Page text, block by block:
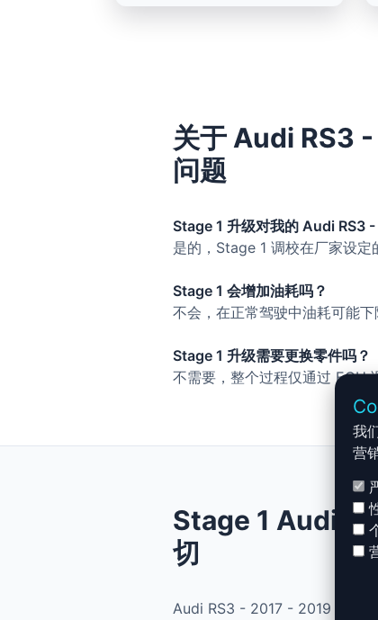
关于 Audi RS3
问题
Stage 1 升级对我的 Audi
是的，Stage 1 调校在厂家设定
Stage 1 会增加油耗吗？
不会，在正常驾驶中油耗可能下
Stage 1 升级需要更换零件吗？
不需要，整个过程仅通过 ECU
Stage 1 Audi
切
Audi RS3 - 2017 - 2019 2.5
我
营